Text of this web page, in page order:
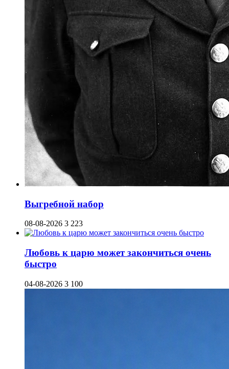
Выгребной набор
08-08-2026 3 223
Любовь к царю может закончиться очень
быстро
04-08-2026 3 100